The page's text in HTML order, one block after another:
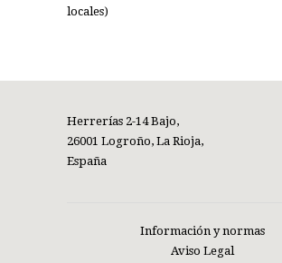
locales)
Herrerías 2-14 Bajo,
26001 Logroño, La Rioja,
España
Información y normas
Aviso Legal